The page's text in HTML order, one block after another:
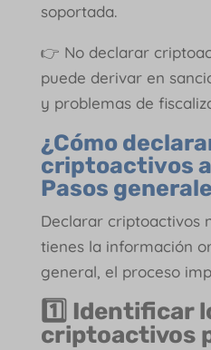
soportada.
👉 No declarar
puede derivar en
y problemas de
¿Cómo
criptoactivos
Pasos
Declarar criptoactivos
tienes la información
general, el proceso
1️⃣ Identificar
criptoactivos